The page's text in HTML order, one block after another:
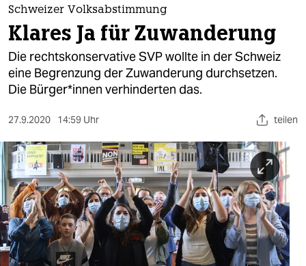
themen
politik
öko
gesellschaft
sport
berlin
nord
wahrheit
Schweizer Volksabstimmung
Klares Ja für Zuwanderung
Die rechtskonservative SVP wollte in der Schweiz
eine Begrenzung der Zuwanderung durchsetzen.
Die Bürger*innen verhinderten das.
27.9.2020 14:59 Uhr teilen